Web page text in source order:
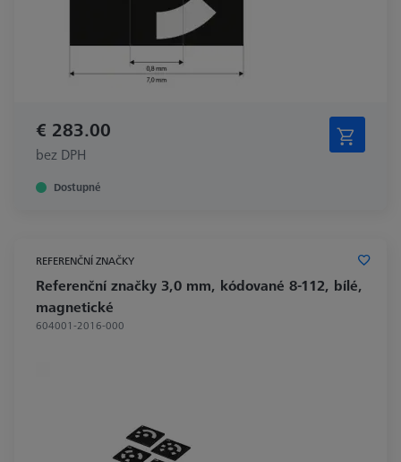
€ 283.00
bez DPH
Dostupné
REFERENČNÍ ZNAČKY
Referenční značky 3,0 mm, kódované 8-112, bílé,
magnetické
604001-2016-000